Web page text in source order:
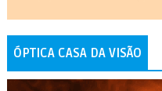
ÓPTICA CASA DA VISÃO